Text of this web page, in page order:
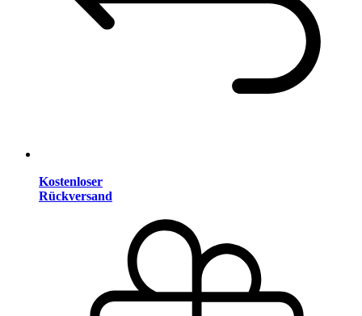
Kostenloser
Rückversand